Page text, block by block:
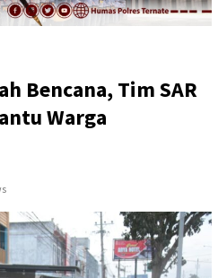
Bencana, Tim SAR
Warga